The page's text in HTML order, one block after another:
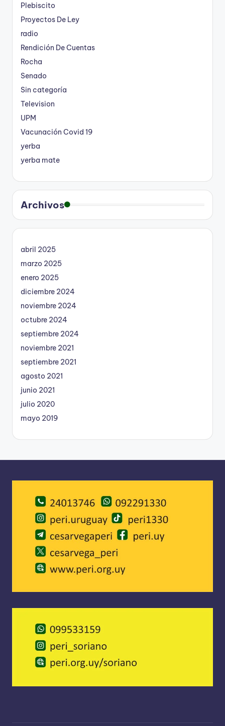
Plebiscito
Proyectos De Ley
radio
Rendición De Cuentas
Rocha
Senado
Sin categoría
Television
UPM
Vacunación Covid 19
yerba
yerba mate
Archivos
abril 2025
marzo 2025
enero 2025
diciembre 2024
noviembre 2024
octubre 2024
septiembre 2024
noviembre 2021
septiembre 2021
agosto 2021
junio 2021
julio 2020
mayo 2019